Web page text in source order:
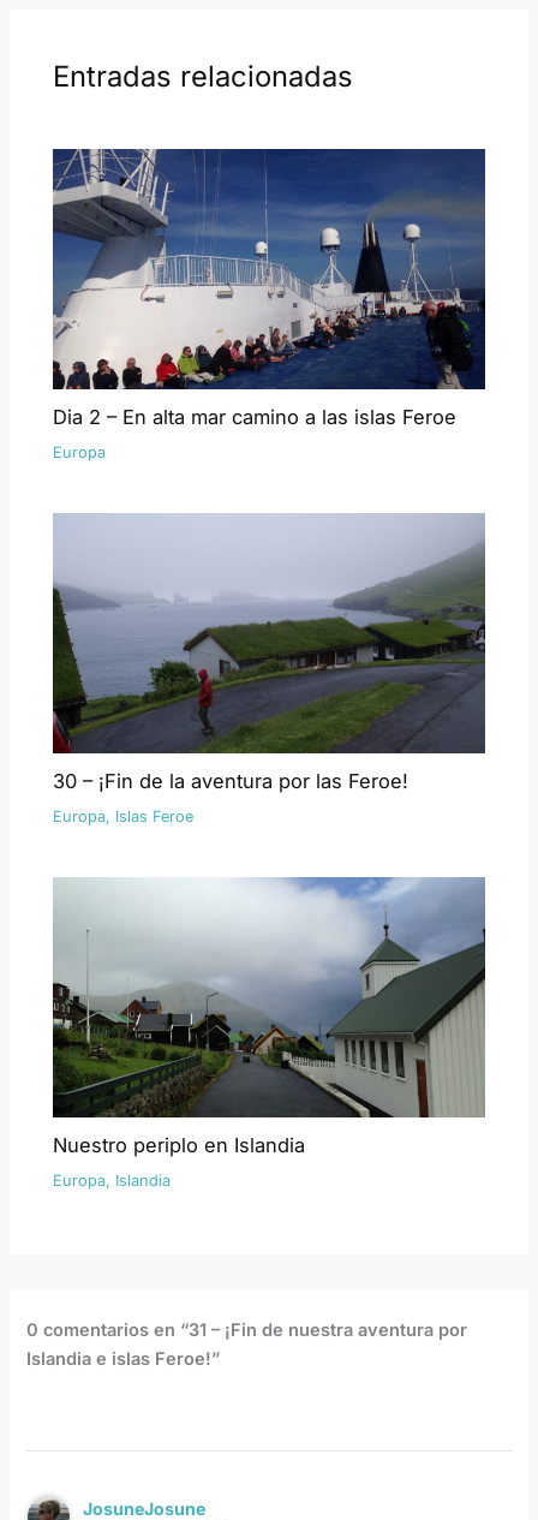
Entradas relacionadas
Dia 2 – En alta mar camino a las islas Feroe
Europa
30 – ¡Fin de la aventura por las Feroe!
Europa, Islas Feroe
Nuestro periplo en Islandia
Europa, Islandia
0 comentarios en “31 – ¡Fin de nuestra aventura por
Islandia e islas Feroe!”
JosuneJosune